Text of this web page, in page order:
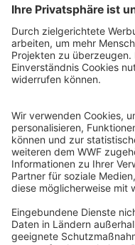
WWF Deutschland
Reinhardtstr. 18
10117 Berlin
Ihre Spende kann
Registriert als Stiftung
Justiz Berlin, Az: 3416/
Umsatzsteuer-
Freistellungsbescheid:
von der